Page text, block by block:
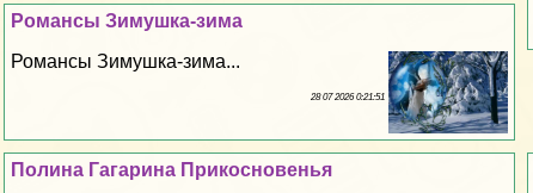
Романсы Зимушка-зима
Романсы Зимушка-зима...
28 07 2026 0:21:51
Полина Гагарина Прикосновенья